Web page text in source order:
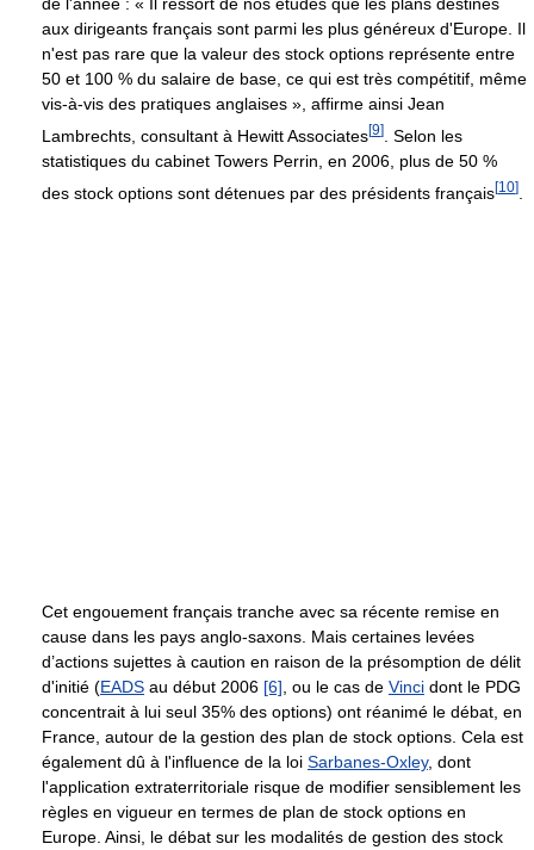
de l'année : « Il ressort de nos études que les plans destinés
aux dirigeants français sont parmi les plus généreux d'Europe. Il
n'est pas rare que la valeur des stock options représente entre
50 et 100 % du salaire de base, ce qui est très compétitif, même
vis-à-vis des pratiques anglaises », affirme ainsi Jean
Lambrechts, consultant à Hewitt Associates[9]
. Selon les
statistiques du cabinet Towers Perrin, en 2006, plus de 50 %
des stock options sont détenues par des présidents français[10]
Cet engouement français tranche avec sa récente remise en
cause dans les pays anglo-saxons. Mais certaines levées
d’actions sujettes à caution en raison de la présomption de délit
d'initié (EADS au début 2006 [6] , ou le cas de Vinci dont le PDG
concentrait à lui seul 35% des options) ont réanimé le débat, en
France, autour de la gestion des plan de stock options. Cela est
également dû à l'influence de la loi Sarbanes-Oxley, dont
l'application extraterritoriale risque de modifier sensiblement les
règles en vigueur en termes de plan de stock options en
Europe. Ainsi, le débat sur les modalités de gestion des stock